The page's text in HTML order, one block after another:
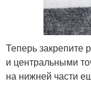
Теперь закрепите
и центральными
на нижней части